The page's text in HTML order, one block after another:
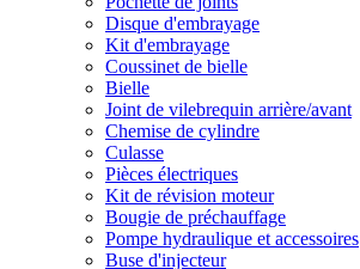
Disque d'embrayage
Kit d'embrayage
Coussinet de bielle
Bielle
Joint de vilebrequin arrière/avant
Chemise de cylindre
Culasse
Pièces électriques
Kit de révision moteur
Bougie de préchauffage
Pompe hydraulique et accessoires
Buse d'injecteur